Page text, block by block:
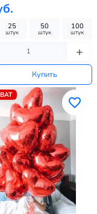
25
штук
50
штук
100
штук
Купить